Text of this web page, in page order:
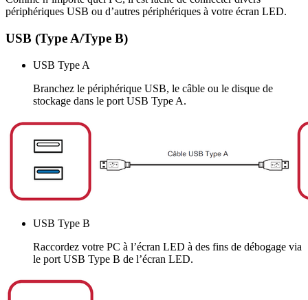
périphériques USB ou d’autres périphériques à votre écran LED.
USB (Type A/Type B)
USB Type A
Branchez le périphérique USB, le câble ou le disque de
stockage dans le port USB Type A.
USB Type B
Raccordez votre PC à l’écran LED à des fins de débogage via
le port USB Type B de l’écran LED.